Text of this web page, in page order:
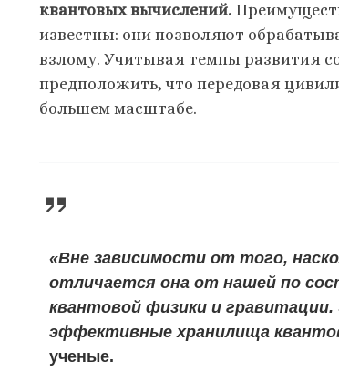
квантовых вычислений.
известны: они позволяют
взлому. Учитывая темпы развития
предположить, что передовая
большем масштабе.
«Вне зависимости от того,
отличается она от нашей по
квантовой физики и
эффективные хранилища
ученые.